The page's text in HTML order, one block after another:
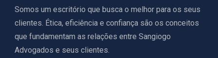
Somos um escritório que busca o melhor para os seus
clientes. Ética, eficiência e confiança são os conceitos
que fundamentam as relações entre Sangiogo
Advogados e seus clientes.